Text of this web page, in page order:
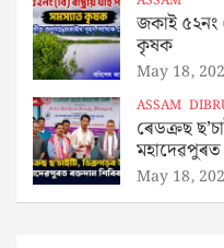
জকাই ৫২নং
কৃষক
May 18,
ASSAM
ৰেডক্ৰছ
মহাদেৱপুৰত
May 18,